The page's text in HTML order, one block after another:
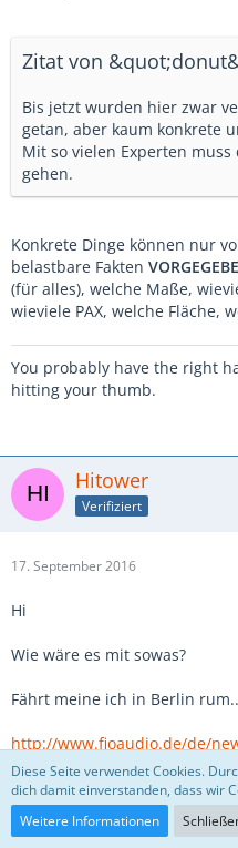
Zitat von
Bis jetzt wurden hier zwar
getan, aber kaum konkrete
Mit so vielen Experten
gehen.
Konkrete Dinge können nur
belastbare Fakten
(für alles), welche Maße,
wieviele PAX, welche Fläche,
You probably have the right
hitting your thumb.
Hitower
Verifiziert
17. September 2016
Hi
Wie wäre es mit sowas?
Fährt meine ich in Berlin
http://www.fioaudio.de/de/
277&pid=1
Das ist noch Handlich...
Fahrrad kommen! z.B. das
Diese Seite verwendet Cookies.
dich damit einverstanden, dass wir
Weitere Informationen